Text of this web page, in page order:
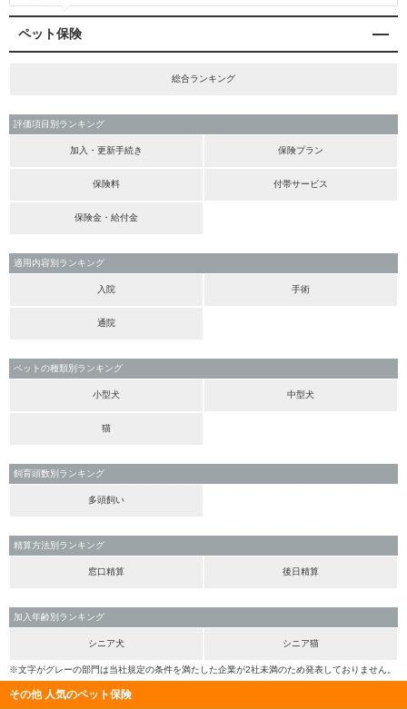
ペット保険
総合ランキング
評価項目別ランキング
加入・更新手続き 保険プラン
保険料 付帯サービス
保険金・給付金
適用内容別ランキング
入院 手術
通院
ペットの種類別ランキング
小型犬 中型犬
猫
飼育頭数別ランキング
多頭飼い
精算方法別ランキング
窓口精算 後日精算
加入年齢別ランキング
シニア犬 シニア猫
※文字がグレーの部門は当社規定の条件を満たした企業が2社未満のため発表しておりません。
その他 人気のペット保険